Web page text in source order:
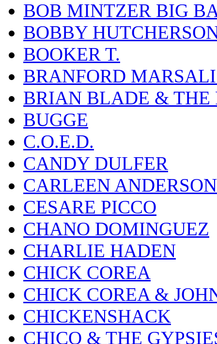
BOB MINTZER BIG
BOBBY
BOOKER T.
BRANFORD
BRIAN BLADE & THE
BUGGE
C.O.E.D.
CANDY DULFER
CARLEEN ANDERSON
CESARE PICCO
CHANO DOMINGUEZ
CHARLIE HADEN
CHICK COREA
CHICK COREA &
CHICKENSHACK
CHICO & THE